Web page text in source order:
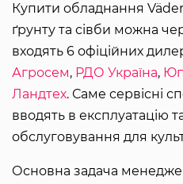
Купити обладнання
ґрунту та сівби можна
входять 6 офіційних
Агросем, РДО Україна,
Ландтех. Саме сервісні
вводять в експлуатацію
обслуговування для
Основна задача